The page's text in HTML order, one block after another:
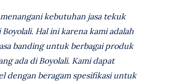
kebutuhan jasa tekuk
Hal ini karena kami adalah
banding untuk berbagai produk
ada di Boyolali. Kami dapat
dengan beragam spesifikasi untuk